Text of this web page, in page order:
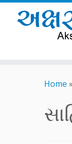
Home »